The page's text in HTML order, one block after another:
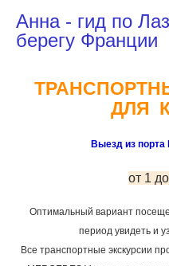
Анна - гид по
берегу Франции
ДЛЯ
Выезд из
от 1
Оптимальный вариант
период увидеть и
Все транспортные экскурсии